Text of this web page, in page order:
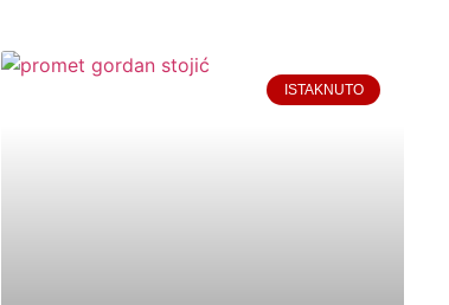
ISTAKNUTO